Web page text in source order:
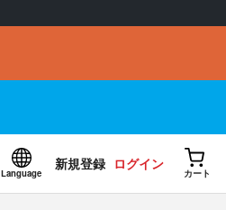
Language
新規登録 ログイン
カート